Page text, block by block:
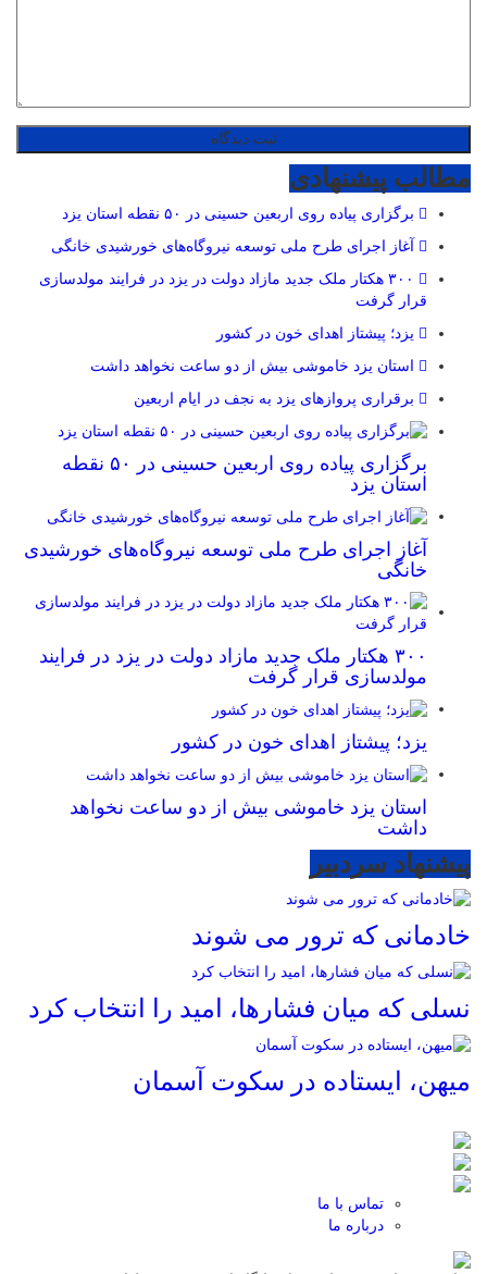
مطالب پیشنهادی
برگزاری پیاده روی اربعین حسینی در ۵۰ نقطه استان یزد
آغاز اجرای طرح ملی توسعه نیروگاه‌های خورشیدی خانگی
۳۰۰ هکتار ملک جدید مازاد دولت در یزد در فرایند مولدسازی
قرار گرفت
یزد؛ پیشتاز اهدای خون در کشور
استان یزد خاموشی بیش از دو ساعت نخواهد داشت
برقراری پرواز‌های یزد به نجف در ایام اربعین
برگزاری پیاده روی اربعین حسینی در ۵۰ نقطه
استان یزد
آغاز اجرای طرح ملی توسعه نیروگاه‌های خورشیدی
خانگی
۳۰۰ هکتار ملک جدید مازاد دولت در یزد در فرایند
مولدسازی قرار گرفت
یزد؛ پیشتاز اهدای خون در کشور
استان یزد خاموشی بیش از دو ساعت نخواهد
داشت
پیشنهاد سردبیر
خادمانی که ترور می شوند
نسلی که میان فشارها، امید را انتخاب کرد
میهن، ایستاده در سکوت آسمان
تماس با ما
درباره ما